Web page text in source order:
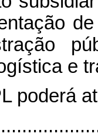
e
poderá